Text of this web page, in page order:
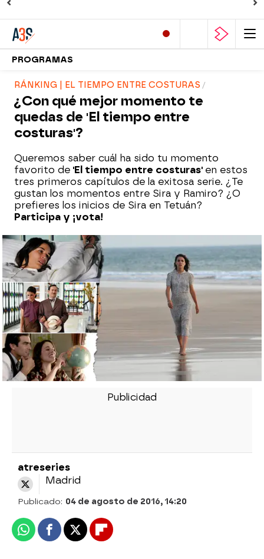
PROGRAMAS
RÁNKING | EL TIEMPO ENTRE COSTURAS
¿Con qué mejor momento te
quedas de 'El tiempo entre
costuras'?
Queremos saber cuál ha sido tu momento
favorito de 'El tiempo entre costuras' en estos
tres primeros capítulos de la exitosa serie. ¿Te
gustan los momentos entre Sira y Ramiro? ¿O
prefieres los inicios de Sira en Tetuán?
Participa y ¡vota!
atreseries
Madrid
Publicado: 04 de agosto de 2016, 14:20
WhatsappFacebook
X Flipboard